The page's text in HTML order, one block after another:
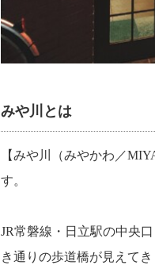
みや川とは
【みや川（みやかわ／
す。
JR常磐線・日立駅の中央
き通りの歩道橋が見えてき